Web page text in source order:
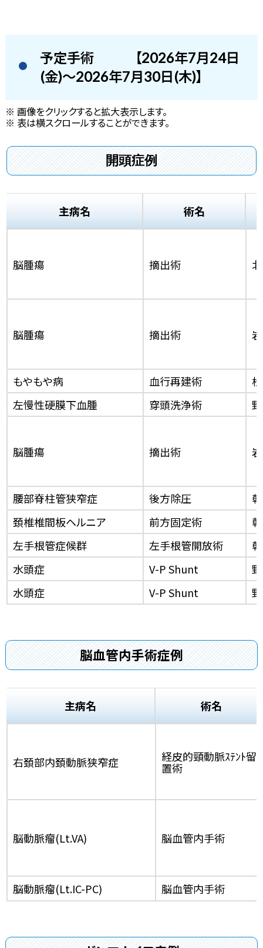
予定手術
【2026年7月24日
(金)～2026年7月30日(木)】
※ 画像をクリックすると拡大表示します。
※ 表は横スクロールすることができます。
開頭症例
主病名 術名
脳腫瘍 摘出術
脳腫瘍 摘出術
もやもや病 血行再建術
左慢性硬膜下血腫
穿頭洗浄術
脳腫瘍 摘出術
腰部脊柱管狭窄症 後方除圧
頚椎椎間板ヘルニア
前方固定術
左手根管症候群
左手根管開放術
水頭症
V-P Shunt
水頭症
V-P Shunt
脳血管内手術症例
主病名 術名
右頚部内頚動脈狭窄症 経皮的頸動脈ｽﾃﾝﾄ留
置術
脳動脈瘤(Lt.VA) 脳血管内手術
脳動脈瘤(Lt.IC-PC) 脳血管内手術